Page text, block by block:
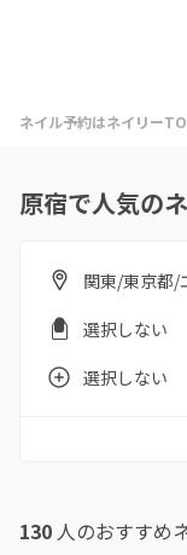
ネイル予約はネイリー
原宿で人気の
関東/東京都/
選択しない
選択しない
130 人のおすすめ